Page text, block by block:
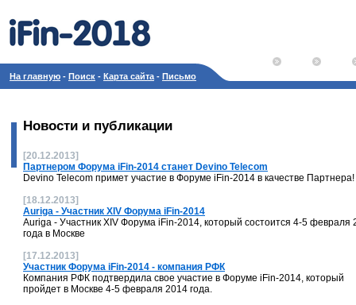
На главную - Поиск - Карта сайта - Письмо
Новости и публикации
[20.12.2013]
Партнером Форума iFin-2014 станет Devino Telecom
Devino Telecom примет участие в Форуме iFin-2014 в качестве Партнера!
[18.12.2013]
Auriga - Участник XIV Форума iFin-2014
Auriga - Участник XIV Форума iFin-2014, который состоится 4-5 февраля
года в Москве
[17.12.2013]
Участник Форума iFin-2014 - компания РФК
Компания РФК подтвердила свое участие в Форуме iFin-2014, который
пройдет в Москве 4-5 февраля 2014 года.